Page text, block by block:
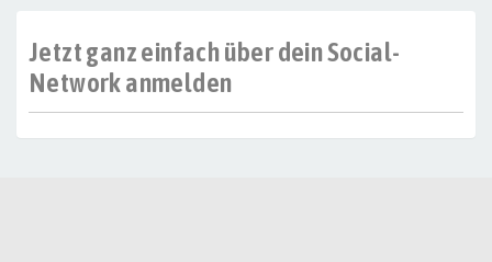
Jetzt ganz einfach über dein Social-
Network anmelden